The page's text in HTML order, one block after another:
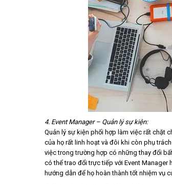
4. Event Manager – Quản lý sự kiện:
Quản lý sự kiện phối hợp làm việc rất chặt
của họ rất linh hoạt và đôi khi còn phụ
việc trong trường hợp có những thay đổi
có thể trao đổi trực tiếp với Event Manager
hướng dẫn để họ hoàn thành tốt nhiệm vụ